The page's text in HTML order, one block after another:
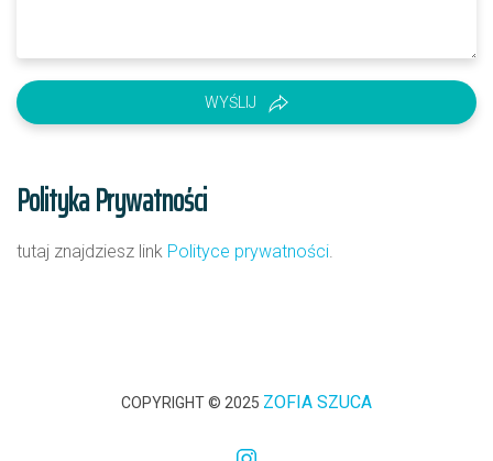
WYŚLIJ
Polityka Prywatności
tutaj znajdziesz link Polityce prywatności.
COPYRIGHT © 2025 ZOFIA SZUCA